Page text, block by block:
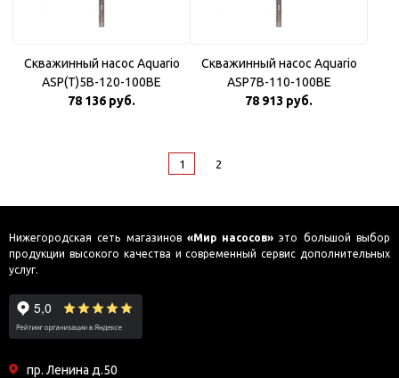
Скважинный насос Aquario
ASP(T)5B-120-100BE
78 136 руб.
Скважинный насос Aquario
ASP7B-110-100BE
78 913 руб.
1 2
Нижегородская сеть магазинов «Мир насосов» это большой выбор
продукции высокого качества и современный сервис дополнительных
услуг.
пр. Ленина д.50